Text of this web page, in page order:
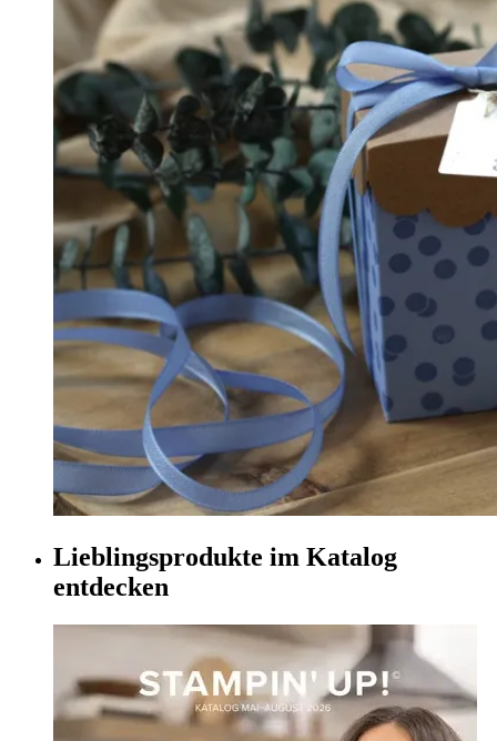
Lieblingsprodukte im Katalog
entdecken